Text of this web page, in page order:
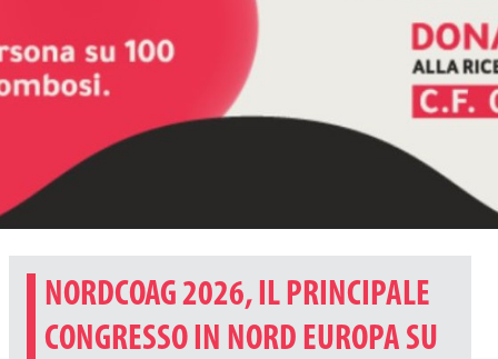
NORDCOAG 2026, IL PRINCIPALE
CONGRESSO IN NORD EUROPA SU